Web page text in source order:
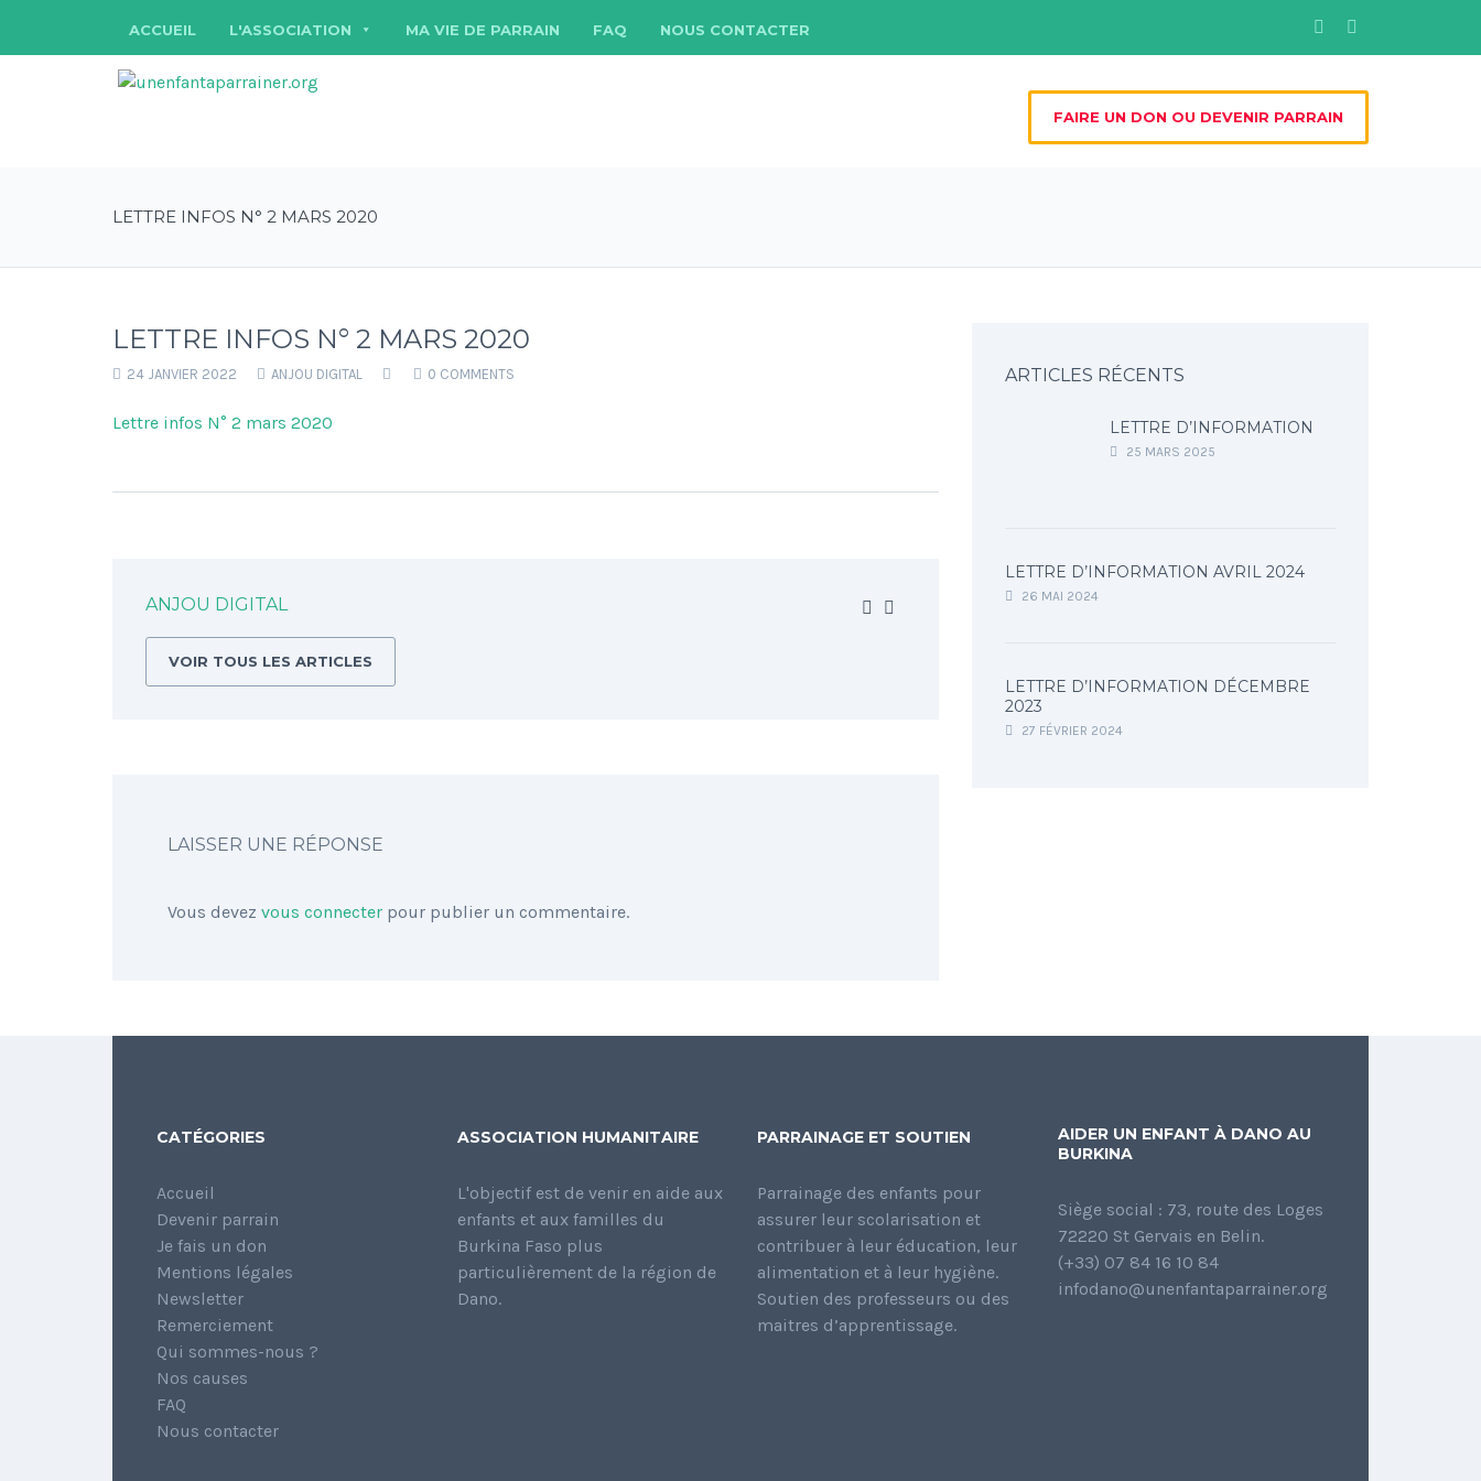
ACCUEIL L'ASSOCIATION MA VIE DE PARRAIN FAQ NOUS CONTACTER
FAIRE UN DON OU DEVENIR PARRAIN
LETTRE INFOS N° 2 MARS 2020
LETTRE INFOS N° 2 MARS 2020
24 JANVIER 2022 ANJOU DIGITAL 0 COMMENTS
Lettre infos N° 2 mars 2020
ANJOU DIGITAL
VOIR TOUS LES ARTICLES
LAISSER UNE RÉPONSE
Vous devez vous connecter pour publier un commentaire.
ARTICLES RÉCENTS
LETTRE D’INFORMATION
25 MARS 2025
LETTRE D’INFORMATION AVRIL 2024
26 MAI 2024
LETTRE D’INFORMATION DÉCEMBRE
2023
27 FÉVRIER 2024
CATÉGORIES
Accueil
Devenir parrain
Je fais un don
Mentions légales
Newsletter
Remerciement
Qui sommes-nous ?
Nos causes
FAQ
Nous contacter
ASSOCIATION HUMANITAIRE
L'objectif est de venir en aide aux
enfants et aux familles du
Burkina Faso plus
particulièrement de la région de
Dano.
PARRAINAGE ET SOUTIEN
Parrainage des enfants pour
assurer leur scolarisation et
contribuer à leur éducation, leur
alimentation et à leur hygiène.
Soutien des professeurs ou des
maitres d’apprentissage.
AIDER UN ENFANT À DANO AU
BURKINA
Siège social : 73, route des Loges
72220 St Gervais en Belin.
(+33) 07 84 16 10 84
infodano@unenfantaparrainer.org